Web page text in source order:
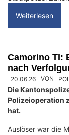
a
n
n
w
ä
h
l
e
n
S
i
03.06.26 VON
Am frühen
Bleicherweg zu
Secondhand-
Ein